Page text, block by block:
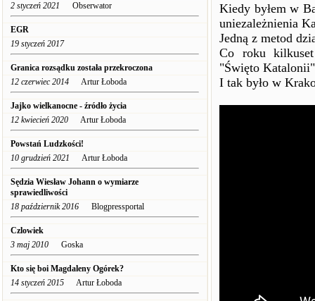
2 styczeń 2021 Obserwator
EGR
19 styczeń 2017
Granica rozsądku została przekroczona
12 czerwiec 2014 Artur Łoboda
Jajko wielkanocne - źródło życia
12 kwiecień 2020 Artur Łoboda
Powstań Ludzkości!
10 grudzień 2021 Artur Łoboda
Sędzia Wiesław Johann o wymiarze
sprawiedliwości
18 październik 2016 Blogpressportal
Czlowiek
3 maj 2010 Goska
Kto się boi Magdaleny Ogórek?
14 styczeń 2015 Artur Łoboda
Kiedy byłem w
uniezależnienia
Jedną z metod
Co roku
"Święto
I tak było w